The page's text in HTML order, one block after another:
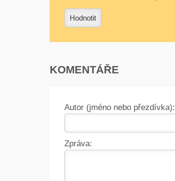
Hodnotit
KOMENTÁŘE
Autor (jméno nebo přezdívka):
Zpráva: